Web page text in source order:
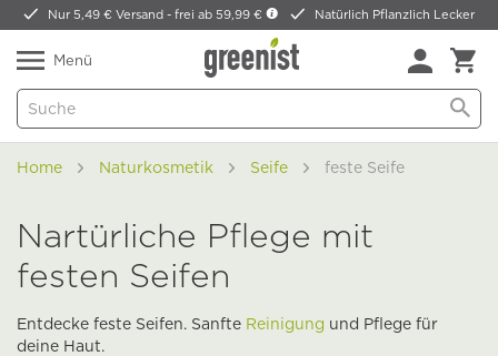
Nur 5,49 € Versand -frei ab 59,99 € Natürlich Pflanzlich Lecker
Menü
Home Naturkosmetik Seife feste Seife
Nartürliche Pflege mit
festen Seifen
Entdecke feste Seifen. Sanfte Reinigung und Pflege für
deine Haut.